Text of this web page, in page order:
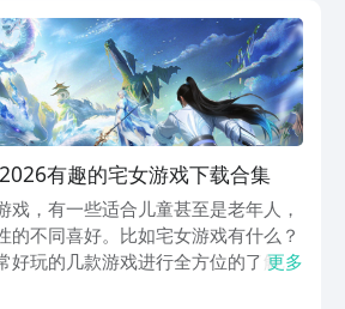
有趣的宅女游戏下载合集
戏，有一些适合儿童甚至是老年人，
的不同喜好。比如宅女游戏有什么？
好玩的几款游戏进行全方位的了解，
，其中还有女性换装，以及成为盛世
更多